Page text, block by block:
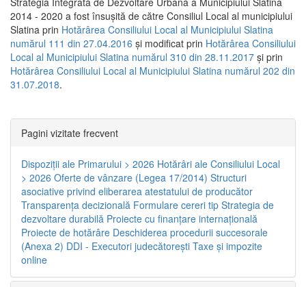
2014 - 2020 a fost însuşită de către Consiliul Local al municipiului
Slatina prin Hotărârea Consiliului Local al Municipiului Slatina
numărul 111 din 27.04.2016 și modificat prin Hotărârea Consiliului
Local al Municipiului Slatina numărul 310 din 28.11.2017 și prin
Hotărârea Consiliului Local al Municipiului Slatina numărul 202 din
31.07.2018.
Pagini vizitate frecvent
Dispoziţii ale Primarului > 2026 Hotărâri ale Consiliului Local
> 2026 Oferte de vânzare (Legea 17/2014) Structuri
asociative privind eliberarea atestatului de producător
Transparenţa decizională Formulare cereri tip Strategia de
dezvoltare durabilă Proiecte cu finanţare internaţională
Proiecte de hotărâre Deschiderea procedurii succesorale
(Anexa 2) DDI - Executori judecătorești Taxe şi impozite
online